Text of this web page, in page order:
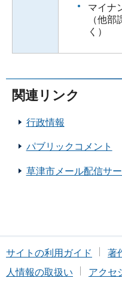
マイナ
（他
く）
関連リンク
行政情報
パブリックコメント
草津市メール配信サ
サイトの利用ガイド 著
人情報の取扱い
アクセ